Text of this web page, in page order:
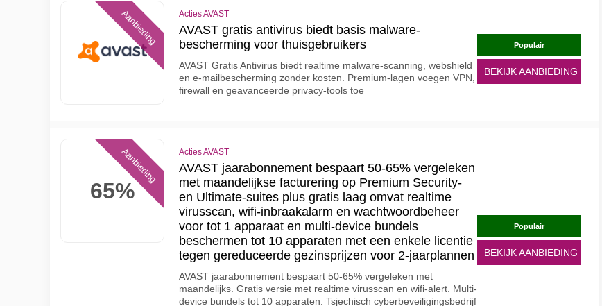
Aanbieding Acties AVAST
AVAST gratis antivirus biedt basis malware-
bescherming voor thuisgebruikers
AVAST Gratis Antivirus biedt realtime malware-scanning, webshield
en e-mailbescherming zonder kosten. Premium-lagen voegen VPN,
firewall en geavanceerde privacy-tools toe
Populair
BEKIJK AANBIEDING
65%
Aanbieding Acties AVAST
AVAST jaarabonnement bespaart 50-65% vergeleken
met maandelijkse facturering op Premium Security-
en Ultimate-suites plus gratis laag omvat realtime
virusscan, wifi-inbraakalarm en wachtwoordbeheer
voor tot 1 apparaat en multi-device bundels
beschermen tot 10 apparaten met een enkele licentie
tegen gereduceerde gezinsprijzen voor 2-jaarplannen
AVAST jaarabonnement bespaart 50-65% vergeleken met
maandelijks. Gratis versie met realtime virusscan en wifi-alert. Multi-
device bundels tot 10 apparaten. Tsjechisch cyberbeveiligingsbedrijf
Populair
BEKIJK AANBIEDING